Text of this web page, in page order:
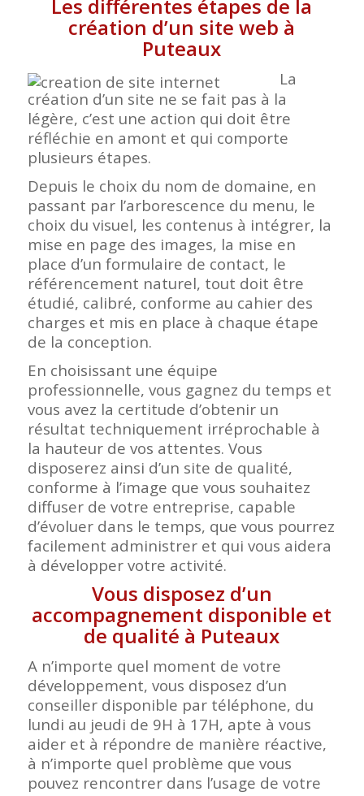
Les différentes étapes de la
création d’un site web à
Puteaux
La
création d’un site ne se fait pas à la
légère, c’est une action qui doit être
réfléchie en amont et qui comporte
plusieurs étapes.
Depuis le choix du nom de domaine, en
passant par l’arborescence du menu, le
choix du visuel, les contenus à intégrer, la
mise en page des images, la mise en
place d’un formulaire de contact, le
référencement naturel, tout doit être
étudié, calibré, conforme au cahier des
charges et mis en place à chaque étape
de la conception.
En choisissant une équipe
professionnelle, vous gagnez du temps et
vous avez la certitude d’obtenir un
résultat techniquement irréprochable à
la hauteur de vos attentes. Vous
disposerez ainsi d’un site de qualité,
conforme à l’image que vous souhaitez
diffuser de votre entreprise, capable
d’évoluer dans le temps, que vous pourrez
facilement administrer et qui vous aidera
à développer votre activité.
Vous disposez d’un
accompagnement disponible et
de qualité à Puteaux
A n’importe quel moment de votre
développement, vous disposez d’un
conseiller disponible par téléphone, du
lundi au jeudi de 9H à 17H, apte à vous
aider et à répondre de manière réactive,
à n’importe quel problème que vous
pouvez rencontrer dans l’usage de votre